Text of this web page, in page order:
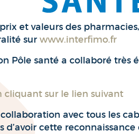
et valeurs des
sur www.interfimo.fr
Pôle santé a collaboré très
cliquant sur le lien suivant
avec tous les
cette reconnaissance